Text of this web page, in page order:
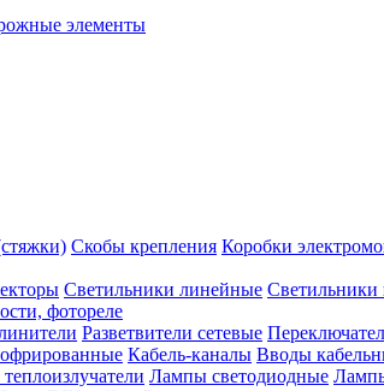
элементы
Скобы крепления Коробки
Светильники линейные Светильники
фотореле
Разветвители сетевые
Кабель-каналы Вводы
Лампы светодиодные